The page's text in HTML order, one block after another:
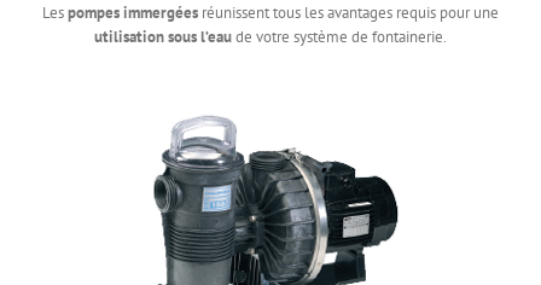
Lespompes immergées réunissent tous les avantages requis pour une
utilisation sous l’eaude votre système de fontainerie.